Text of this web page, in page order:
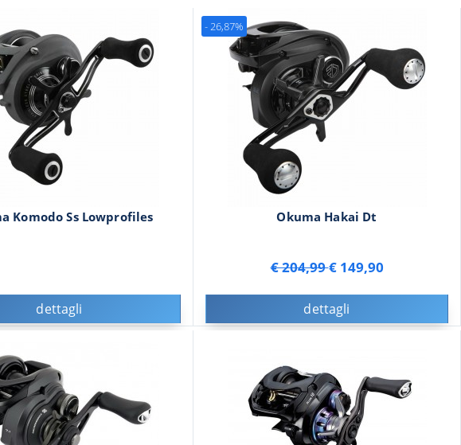
Komodo Ss Lowprofiles
dettagli
Okuma Hakai Dt
€ 204,99€ 149,90
dettagli
- 26,87%